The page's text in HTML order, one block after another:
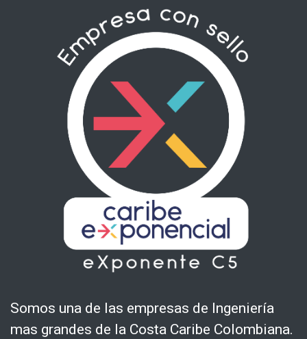
Somos una de las empresas de Ingeniería
mas grandes de la Costa Caribe Colombiana.